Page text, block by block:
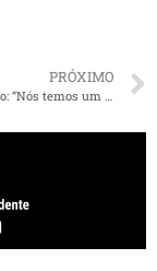
PRÓXIMO
Cleide Coutinho: “Nós temos um governador e um secretário de Turismo Catulé Junior extremamente dedicados”